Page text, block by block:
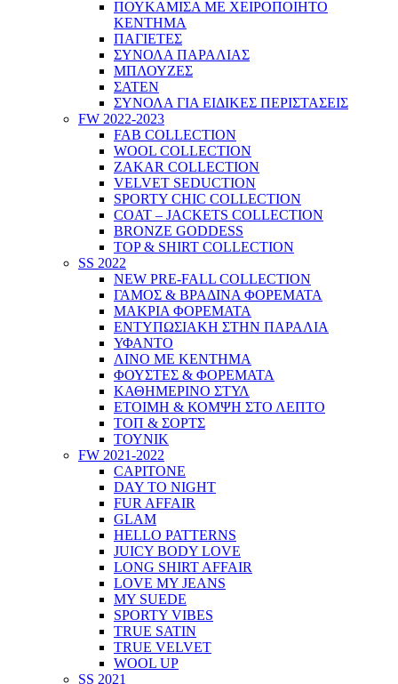
ΠΟΥΚΑΜΙΣΑ ΜΕ ΧΕΙΡΟΠΟΙΗΤΟ
ΚΕΝΤΗΜΑ
ΠΑΓΙΕΤΕΣ
ΣΥΝΟΛΑ ΠΑΡΑΛΙΑΣ
ΜΠΛΟΥΖΕΣ
ΣΑΤΕΝ
ΣΥΝΟΛΑ ΓΙΑ ΕΙΔΙΚΕΣ ΠΕΡΙΣΤΑΣΕΙΣ
FW 2022-2023
FAB COLLECTION
WOOL COLLECTION
ZAKAR COLLECTION
VELVET SEDUCTION
SPORTY CHIC COLLECTION
COAT – JACKETS COLLECTION
BRONZE GODDESS
TOP & SHIRT COLLECTION
SS 2022
NEW PRE-FALL COLLECTION
ΓΑΜΟΣ & ΒΡΑΔΙΝΑ ΦΟΡΕΜΑΤΑ
ΜΑΚΡΙΑ ΦΟΡΕΜΑΤΑ
ΕΝΤΥΠΩΣΙΑΚΗ ΣΤΗΝ ΠΑΡΑΛΙΑ
ΥΦΑΝΤΟ
ΛΙΝΟ ΜΕ ΚΕΝΤΗΜΑ
ΦΟΥΣΤΕΣ & ΦΟΡΕΜΑΤΑ
ΚΑΘΗΜΕΡΙΝΟ ΣΤΥΛ
ΕΤΟΙΜΗ & ΚΟΜΨΗ ΣΤΟ ΛΕΠΤΟ
ΤΟΠ & ΣΟΡΤΣ
ΤΟΥΝΙΚ
FW 2021-2022
CAPITONE
DAY TO NIGHT
FUR AFFAIR
GLAM
HELLO PATTERNS
JUICY BODY LOVE
LONG SHIRT AFFAIR
LOVE MY JEANS
MY SUEDE
SPORTY VIBES
TRUE SATIN
TRUE VELVET
WOOL UP
SS 2021